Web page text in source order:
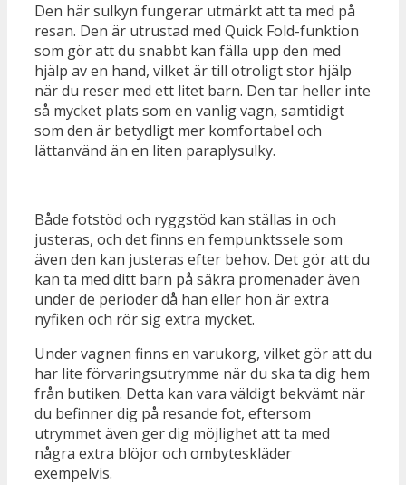
Den här sulkyn fungerar utmärkt att ta med på
resan. Den är utrustad med Quick Fold-funktion
som gör att du snabbt kan fälla upp den med
hjälp av en hand, vilket är till otroligt stor hjälp
när du reser med ett litet barn. Den tar heller inte
så mycket plats som en vanlig vagn, samtidigt
som den är betydligt mer komfortabel och
lättanvänd än en liten paraplysulky.
Både fotstöd och ryggstöd kan ställas in och
justeras, och det finns en fempunktssele som
även den kan justeras efter behov. Det gör att du
kan ta med ditt barn på säkra promenader även
under de perioder då han eller hon är extra
nyfiken och rör sig extra mycket.
Under vagnen finns en varukorg, vilket gör att du
har lite förvaringsutrymme när du ska ta dig hem
från butiken. Detta kan vara väldigt bekvämt när
du befinner dig på resande fot, eftersom
utrymmet även ger dig möjlighet att ta med
några extra blöjor och ombyteskläder
exempelvis.